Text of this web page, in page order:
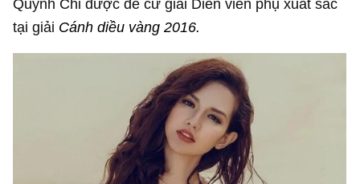
Quỳnh Chi được đề cử giải Diễn viên phụ xuất sắc
tại giải Cánh diều vàng 2016.